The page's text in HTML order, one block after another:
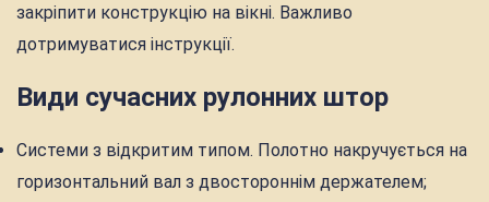
закріпити конструкцію на вікні. Важливо
дотримуватися інструкції.
Види сучасних рулонних штор
Системи з відкритим типом. Полотно накручується на
горизонтальний вал з двостороннім держателем;